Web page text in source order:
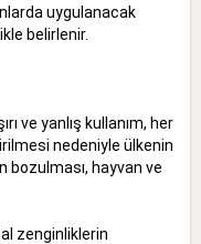
uygulanacak
belirlenir.
ve yanlış kullanım, her
nedeniyle ülkenin
hayvan ve
zenginliklerin